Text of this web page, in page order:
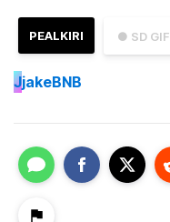
● SD GIF
PEALKIRI
JjakeBNB